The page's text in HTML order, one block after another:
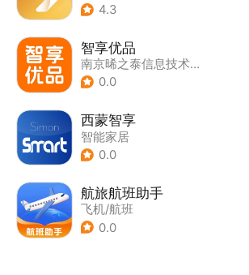
4.3
智享优品
南京晞之泰信息技术有限公司
0.0
西蒙智享
智能家居
0.0
航旅航班助手
飞机/航班
0.0